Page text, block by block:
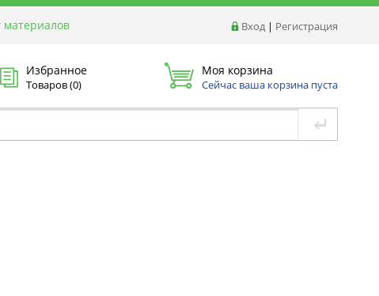
Вход | Регистрация
материалов
Избранное
Товаров (0)
Моя корзина
Сейчас ваша корзина пуста